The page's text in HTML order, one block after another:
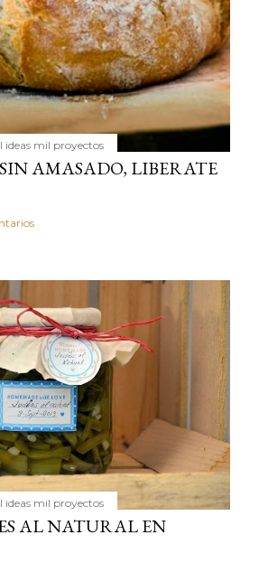
ideas mil proyectos
AMASADO, LIBERATE
ideas mil proyectos
AL NATURAL EN